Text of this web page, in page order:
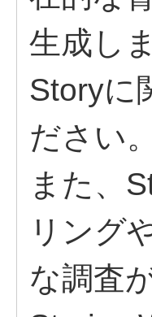
生成し
Storyに
ださい。
また、
リング
な調査